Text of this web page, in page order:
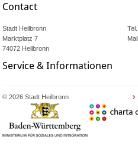
Contact
Stadt Heilbronn
Marktplatz 7
74072 Heilbronn
Service & Informationen
© 2026 Stadt Heilbronn